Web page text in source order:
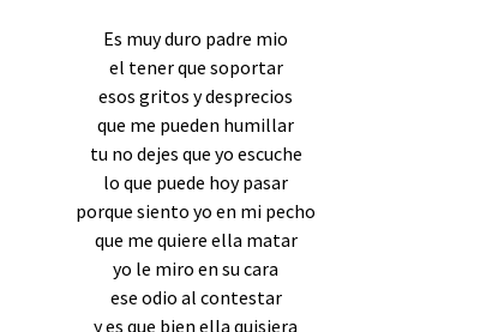
Es muy duro padre mio
el tener que soportar
esos gritos y desprecios
que me pueden humillar
tu no dejes que yo escuche
lo que puede hoy pasar
porque siento yo en mi pecho
que me quiere ella matar
yo le miro en su cara
ese odio al contestar
y es que bien ella quisiera